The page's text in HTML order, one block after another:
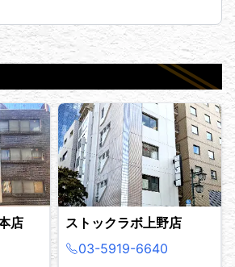
店
ストックラボ上野店
03-5919-6640